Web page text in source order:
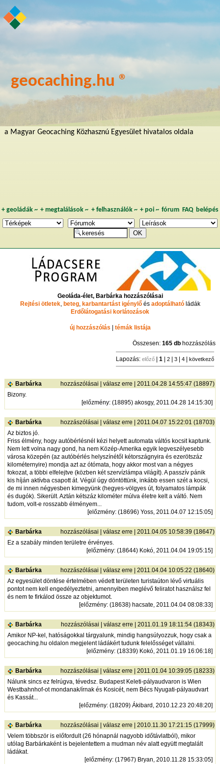
geocaching.hu ®
a Magyar Geocaching Közhasznú Egyesület hivatalos oldala
+ geoládák~ +megtalálások ~ + felhasználók~ + poi~ fórum FAQ belépés
Geoláda-élet, Barbárka hozzászólásai
Rejtési ötletek, beteg, karbantartást igénylőés adoptálhatóládák
Erdőlátogatási korlátozások
új hozzászólás témák listája
Összesen:165 db hozzászólás
Lapozás:előző |1 2 3 4 |következő
Barbárka hozzászólásai |válasz erre | 2011.04.28 14:55:47 (18897)
Bizony.
[előzmény: (18895) akosgy, 2011.04.28 14:15:30]
Barbárka hozzászólásai |válasz erre | 2011.04.07 15:22:01 (18703)
Az biztos jó.
Friss élmény, hogy autóbérlésnél kézi helyett automata váltós kocsit kaptunk.
Nem lett volna nagy gond, ha nem Közép-Amerika egyik legveszélyesebb
városa közepén (az autóbérlés helyszínétől kétországnyira és ezerötszáz
kilométernyire) mondja azt az ótómata, hogy akkor most van a négyes
fokozat, a többi elfelejtve (közben két szervízlámpa világít). A passzív pánik
kis híján aktívba csapott át. Végül úgy döntöttünk, inkább essen szét a kocsi,
de mi innen négyesben kimegyünk (hegyes-völgyes út, folyamatos lámpák
és dugók). Sikerült. Aztán kétszáz kilométer múlva életre kelt a váltó. Nem
tudom, volt-e rosszabb élményem...
[előzmény: (18696) Yoss, 2011.04.07 12:15:05]
Barbárka hozzászólásai |válasz erre | 2011.04.05 10:58:39 (18647)
Ez a szabály minden területre érvényes.
[előzmény: (18644) Kokó, 2011.04.04 19:05:15]
Barbárka hozzászólásai |válasz erre | 2011.04.04 10:05:22 (18640)
Az egyesület döntése értelmében védett területen turistaúton lévő virtuális
pontot nem kell engedélyeztetni, amennyiben meglévő feliratot használsz fel
és nem te firkálod össze az objektumot.
[előzmény: (18638) hacsate, 2011.04.04 08:08:33]
Barbárka hozzászólásai |válasz erre | 2011.01.19 18:11:54 (18343)
Amikor NP-kel, hatóságokkal tárgyalunk, mindig hangsúlyozzuk, hogy csak a
geocaching.hu oldalon megjelent ládákért tudunk felelősséget vállalni.
[előzmény: (18339) Kokó, 2011.01.19 16:06:18]
Barbárka hozzászólásai |válasz erre | 2011.01.04 10:39:05 (18233)
Nálunk sincs ez felrúgva, tévedsz. Budapest Keleti-pályaudvaron is Wien
Westbahnhof-ot mondanak/írnak és Kosicét, nem Bécs Nyugati-pályaudvart
és Kassát...
[előzmény: (18209) Ákibard, 2010.12.23 20:48:20]
Barbárka hozzászólásai |válasz erre | 2010.11.30 17:21:15 (17999)
Velem többször is előfordult (26 hónapnál nagyobb időtávlatból), mikor
utólag Barbárkaként is bejelentettem a mudman név alatt együtt megtalált
ládákat.
[előzmény: (17967) Bryan, 2010.11.28 15:33:05]